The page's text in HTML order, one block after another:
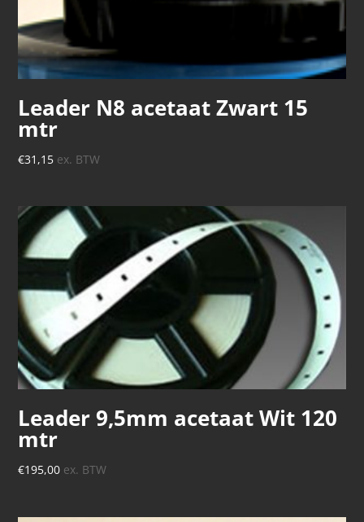
Leader N8 acetaat Zwart 15
mtr
€31,15 ex. BTW
Leader 9,5mm acetaat Wit 120
mtr
€195,00 ex. BTW